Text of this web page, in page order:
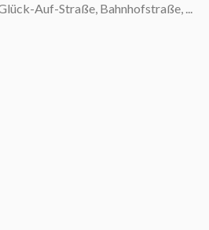
Auf-Straße, Bahnhofstraße, ...